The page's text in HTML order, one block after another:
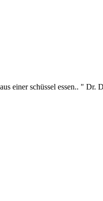
einer schüssel essen.. " Dr.